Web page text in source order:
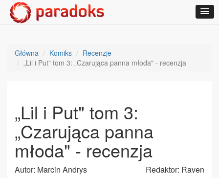
Główna Komiks
Recenzje
„Lil i Put" tom 3: „Czarująca panna młoda" - recenzja
„Lil i Put" tom 3:
„Czarująca panna
młoda" - recenzja
Autor: Marcin Andrys Redaktor: Raven